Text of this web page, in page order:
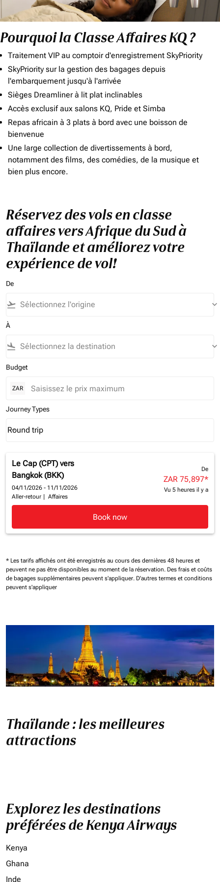
Pourquoi la Classe Affaires KQ ?
Traitement VIP au comptoir d'enregistrement SkyPriority
SkyPriority sur la gestion des bagages depuis
l'embarquement jusqu'à l'arrivée
Sièges Dreamliner à lit plat inclinables
Accès exclusif aux salons KQ, Pride et Simba
Repas africain à 3 plats à bord avec une boisson de
bienvenue
Une large collection de divertissements à bord,
notamment des films, des comédies, de la musique et
bien plus encore.
Réservez des vols en classe
affaires vers Afrique du Sud à
Thaïlande et améliorez votre
expérience de vol!
De
flight_takeoff keyboard_arrow_down
À
flight_land keyboard_arrow_down
Budget
ZAR
Journey Types
Journey Types option Round trip Selected
Round trip
keyboard_arrow_down
Le Cap (CPT) vers
Bangkok (BKK)
04/11/2026 - 11/11/2026
Aller-retour
Affaires
De
ZAR 75,897*
Vu 5 heures il y a
Book now
* Les tarifs affichés ont été enregistrés au cours des dernières 48 heures et
peuvent ne pas être disponibles au moment de la réservation. Des frais et coûts
de bagages supplémentaires peuvent s'appliquer. D'autres termes et conditions
peuvent s'appliquer
Thaïlande : les meilleures
attractions
Explorez les destinations
préférées de Kenya Airways
Kenya
Ghana
Inde